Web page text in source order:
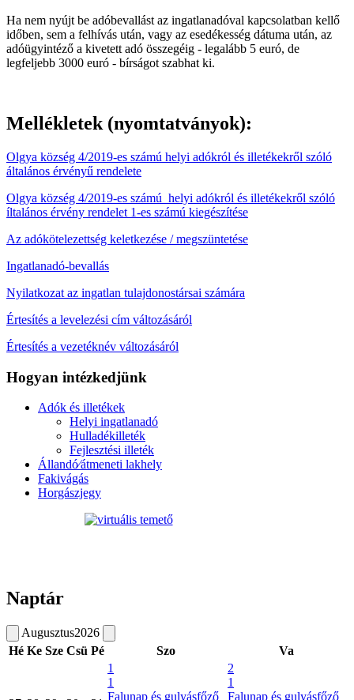
Ha nem nyújt be adóbevallást az ingatlanadóval kapcsolatban kellő
időben, sem a felhívás után, vagy az esedékesség dátuma után, az
adóügyintéző a kivetett adó összegéig - legalább 5 euró, de
legfeljebb 3000 euró - bírságot szabhat ki.
Mellékletek (nyomtatványok):
Olgya község 4/2019-es számú helyi adókról és illetékekről szóló
általános érvényű rendelete
Olgya község 4/2019-es számú helyi adókról és illetékekről szóló
íltalános érvény rendelet 1-es számú kiegészítése
Az adókötelezettség keletkezése / megszüntetése
Ingatlanadó-bevallás
Nyilatkozat az ingatlan tulajdonostársai számára
Értesítés a levelezési cím változásáról
Értesítés a vezetéknév változásáról
Hogyan intézkedjünk
Adók és illetékek
Helyi ingatlanadó
Hulladékilleték
Fejlesztési illeték
Állandó⁄átmeneti lakhely
Fakivágás
Horgászjegy
Naptár
Augusztus2026
Hé Ke Sze Csü Pé Szo Va
1
1
Falunap és gulyásfőző
2
1
Falunap és gulyásfőző